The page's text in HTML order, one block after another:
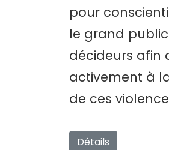
pour
le grand
décideurs afin
activement à
de ces
Détails